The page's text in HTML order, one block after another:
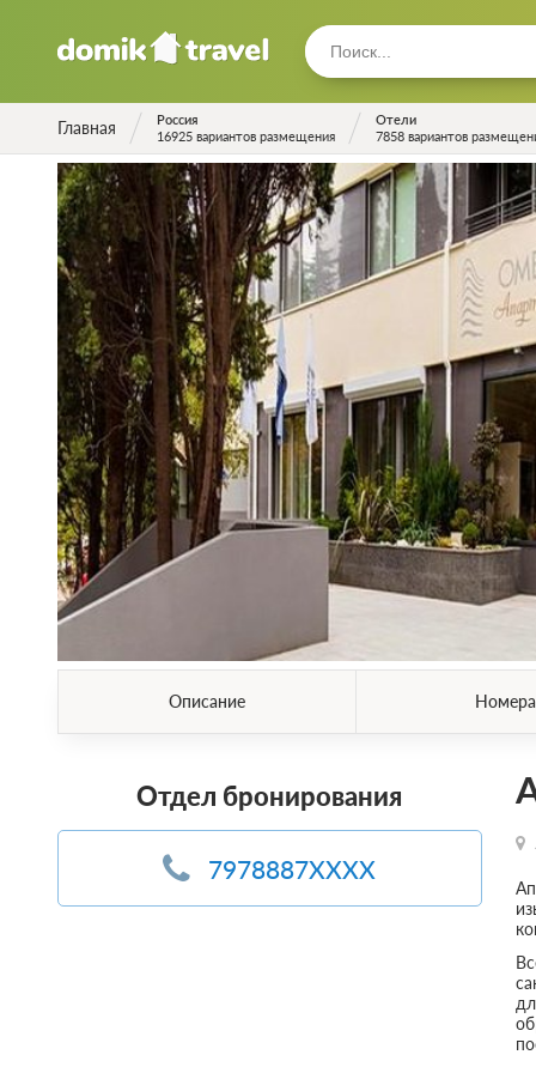
Главная
Россия
16925 вариантов размещения
Отели
7858 вариантов
Описание Номера
Отдел бронирования
7978887XXXX